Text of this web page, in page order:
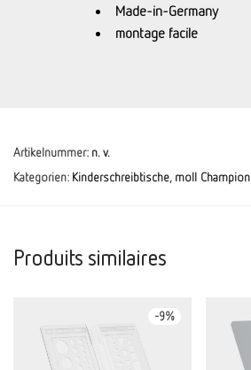
Made-in-Germany
montage facile
Artikelnummer: n. v.
Kategorien: Kinderschreibtische, moll Champion
Produits similaires
-9%